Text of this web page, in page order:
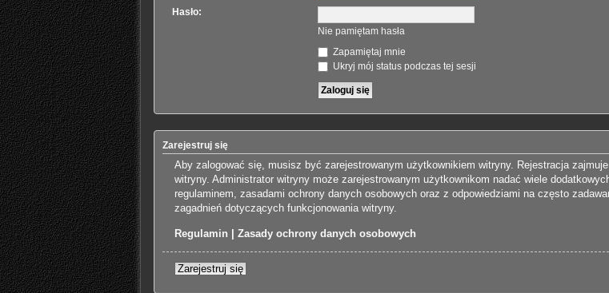
Hasło:
Nie pamiętam hasła
Zapamiętaj mnie
Ukryj mój status podczas tej sesji
Zarejestruj się
Aby zalogować się, musisz być zarejestrowanym użytkownikiem witryny. Rejestracja
witryny. Administrator witryny może zarejestrowanym użytkownikom nadać wiele
regulaminem, zasadami ochrony danych osobowych oraz z odpowiedziami na często
zagadnień dotyczących funkcjonowania witryny.
Regulamin | Zasady ochrony danych osobowych
Zarejestruj się